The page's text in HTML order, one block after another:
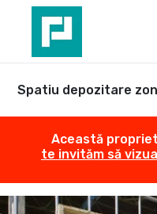
Spatiu depozitare
Această
te invităm să